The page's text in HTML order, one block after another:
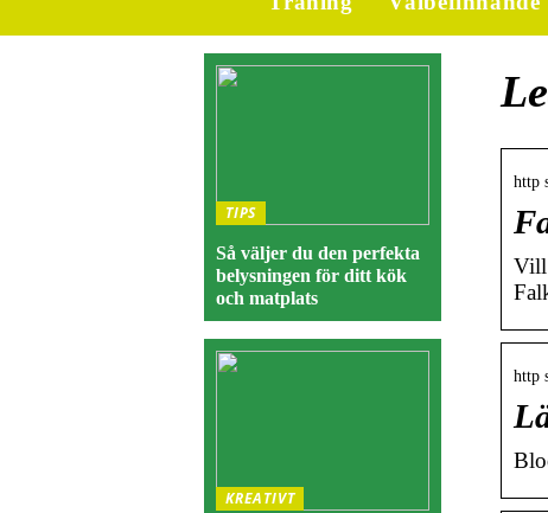
http
Vill
http
TIPS
Så väljer du den perfekta
belysningen för ditt kök
och matplats
KREATIVT